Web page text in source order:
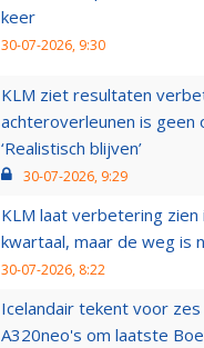
keer
30-07-2026, 9:30
KLM ziet resultaten
achteroverleunen is geen
‘Realistisch blijven’
30-07-2026, 9:29
KLM laat verbetering
kwartaal, maar de weg is
30-07-2026, 8:22
Icelandair tekent voor
A320neo's om laatste